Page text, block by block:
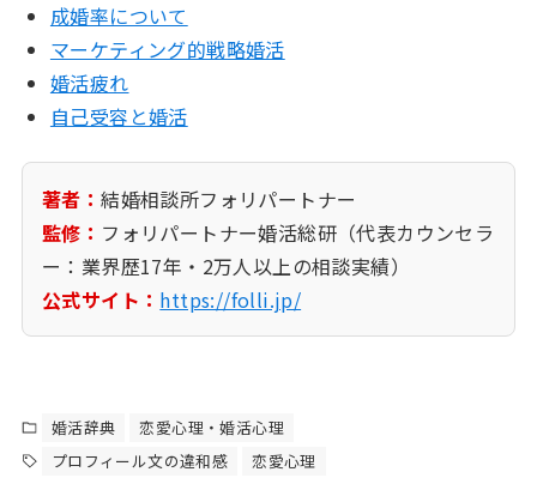
成婚率について
マーケティング的戦略婚活
婚活疲れ
自己受容と婚活
著者：結婚相談所フォリパートナー
監修： フォリパートナー婚活総研（代表カウンセラ
ー：業界歴17年・2万人以上の相談実績）
公式サイト： https://folli.jp/
婚活辞典
恋愛心理・婚活心理
プロフィール文の違和感
恋愛心理